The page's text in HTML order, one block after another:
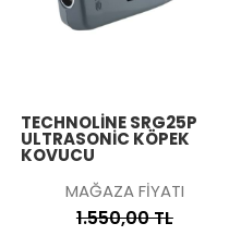
TECHNOLINE SRG25P
ULTRASONIC KÖPEK
KOVUCU
MAĞAZA FİYATI
1.550,00 TL